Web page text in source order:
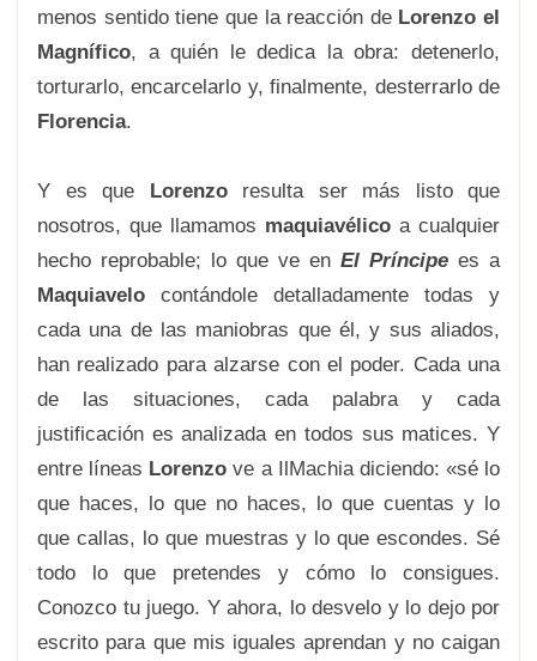
menos sentido tiene que la reacción de Lorenzo el
Magnífico, a quién le dedica la obra: detenerlo,
torturarlo, encarcelarlo y, finalmente, desterrarlo de
Florencia.
Y es que Lorenzoresulta ser más listo que
nosotros, que llamamos maquiavélico a cualquier
hecho reprobable; lo que ve en El Príncipe es a
Maquiavelo contándole detalladamente todas y
cada una de las maniobras que él, y sus aliados,
han realizado para alzarse con el poder. Cada una
de las situaciones, cada palabra y cada
justificación es analizada en todos sus matices. Y
entre líneas Lorenzo ve a IlMachia diciendo: «sé lo
que haces, lo que no haces, lo que cuentas y lo
que callas, lo que muestras y lo que escondes. Sé
todo lo que pretendes y cómo lo consigues.
Conozco tu juego. Y ahora, lo desvelo y lo dejo por
escrito para que mis iguales aprendan y no caigan